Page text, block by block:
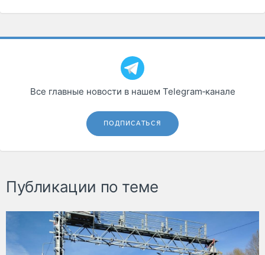
Все главные новости в нашем Telegram‑канале
ПОДПИСАТЬСЯ
Публикации по теме